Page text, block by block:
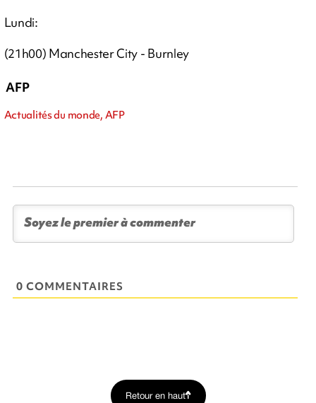
Lundi:
(21h00) Manchester City - Burnley
AFP
Actualités du monde, AFP
0 COMMENTAIRES
Retour en haut